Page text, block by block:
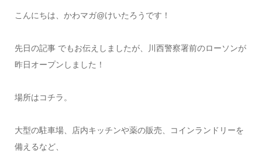
こんにちは、かわマガ@けいたろうです！
先日の記事 でもお伝えしましたが、川西警察署前のローソンが
昨日オープンしました！
場所はコチラ。
大型の駐車場、店内キッチンや薬の販売、コインランドリーを
備えるなど、